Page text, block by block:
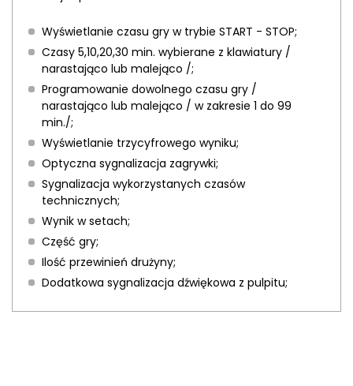
Wyświetlanie czasu gry w trybie START - STOP;
Czasy 5,10,20,30 min. wybierane z klawiatury /
narastająco lub malejąco /;
Programowanie dowolnego czasu gry /
narastająco lub malejąco / w zakresie 1 do 99
min./;
Wyświetlanie trzycyfrowego wyniku;
Optyczna sygnalizacja zagrywki;
Sygnalizacja wykorzystanych czasów
technicznych;
Wynik w setach;
Część gry;
Ilość przewinień drużyny;
Dodatkowa sygnalizacja dźwiękowa z pulpitu;